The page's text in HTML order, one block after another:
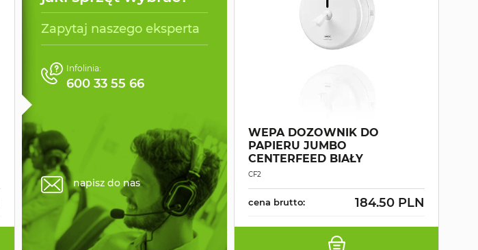
Zapytaj naszego eksperta
Infolinia:
600 33 55 66
napisz do nas
WEPA DOZOWNIK DO
PAPIERU JUMBO
CENTERFEED BIAŁY
CF2
cena brutto: 184.50 PLN